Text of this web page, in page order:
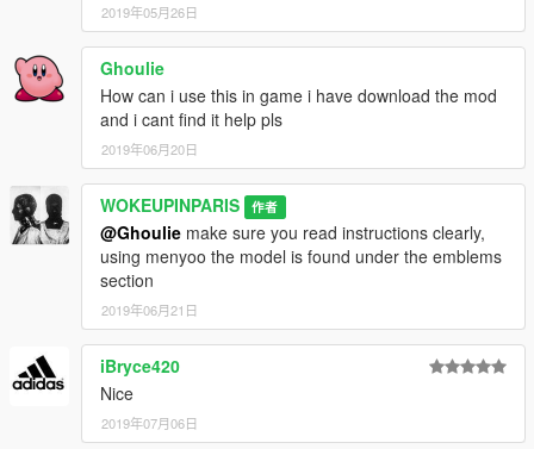
2019年05月26日
Ghoulie
How can i use this in game i have download the mod
and i cant find it help pls
2019年06月20日
WOKEUPINPARIS 作者
@Ghoulie make sure you read instructions clearly,
using menyoo the model is found under the emblems
section
2019年06月21日
iBryce420
Nice
2019年07月06日